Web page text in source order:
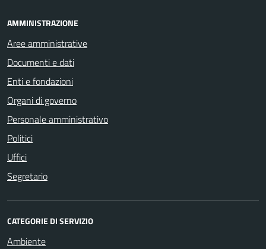
AMMINISTRAZIONE
Aree amministrative
Documenti e dati
Enti e fondazioni
Organi di governo
Personale amministrativo
Politici
Uffici
Segretario
CATEGORIE DI SERVIZIO
Ambiente